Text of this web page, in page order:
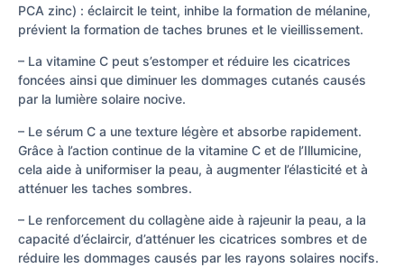
PCA zinc) : éclaircit le teint, inhibe la formation de mélanine,
prévient la formation de taches brunes et le vieillissement.
– La vitamine C peut s’estomper et réduire les cicatrices
foncées ainsi que diminuer les dommages cutanés causés
par la lumière solaire nocive.
– Le sérum C a une texture légère et absorbe rapidement.
Grâce à l’action continue de la vitamine C et de l’Illumicine,
cela aide à uniformiser la peau, à augmenter l’élasticité et à
atténuer les taches sombres.
– Le renforcement du collagène aide à rajeunir la peau, a la
capacité d’éclaircir, d’atténuer les cicatrices sombres et de
réduire les dommages causés par les rayons solaires nocifs.